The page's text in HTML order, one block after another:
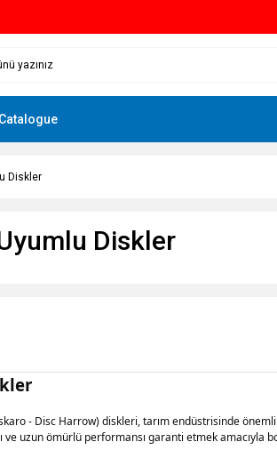
Diskler
Diskler
- Disc Harrow) diskleri, tarım endüstrisinde
ve uzun ömürlü performansı garanti etmek